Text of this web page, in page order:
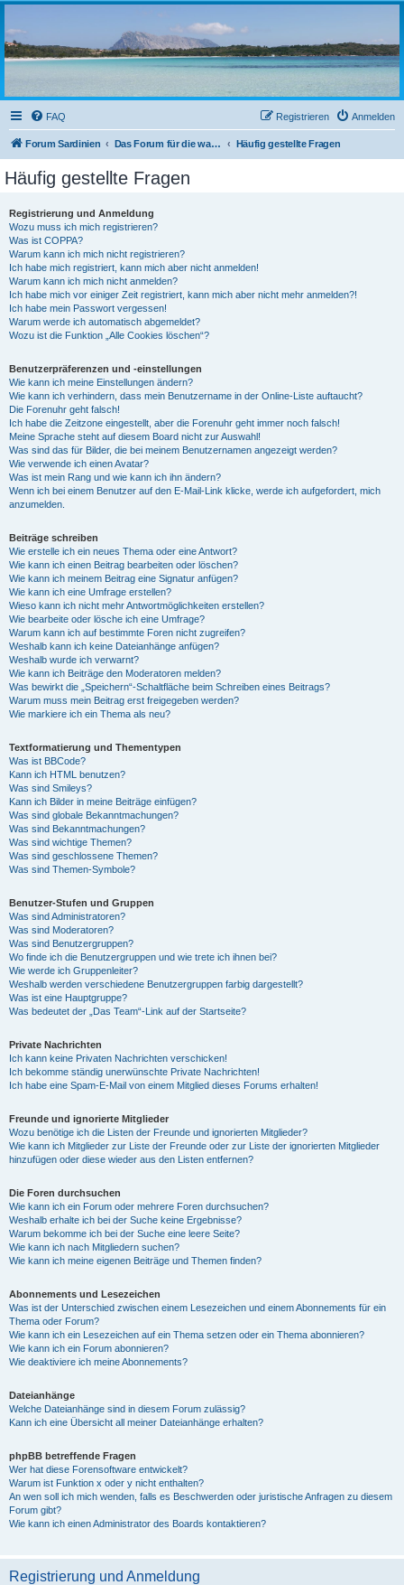
sardinien-forum.org
Das Forum der Freunde Sardiniens
FAQ Anmelden
Registrieren
Forum Sardinien Das Forum für die wahren Freunde Sardiniens.. Häufig gestellte Fragen
Häufig gestellte Fragen
Registrierung und Anmeldung
Wozu muss ich mich registrieren?
Was ist COPPA?
Warum kann ich mich nicht registrieren?
Ich habe mich registriert, kann mich aber nicht anmelden!
Warum kann ich mich nicht anmelden?
Ich habe mich vor einiger Zeit registriert, kann mich aber nicht mehr anmelden?!
Ich habe mein Passwort vergessen!
Warum werde ich automatisch abgemeldet?
Wozu ist die Funktion „Alle Cookies löschen“?
Benutzerpräferenzen und -einstellungen
Wie kann ich meine Einstellungen ändern?
Wie kann ich verhindern, dass mein Benutzername in der Online-Liste auftaucht?
Die Forenuhr geht falsch!
Ich habe die Zeitzone eingestellt, aber die Forenuhr geht immer noch falsch!
Meine Sprache steht auf diesem Board nicht zur Auswahl!
Was sind das für Bilder, die bei meinem Benutzernamen angezeigt werden?
Wie verwende ich einen Avatar?
Was ist mein Rang und wie kann ich ihn ändern?
Wenn ich bei einem Benutzer auf den E-Mail-Link klicke, werde ich aufgefordert, mich
anzumelden.
Beiträge schreiben
Wie erstelle ich ein neues Thema oder eine Antwort?
Wie kann ich einen Beitrag bearbeiten oder löschen?
Wie kann ich meinem Beitrag eine Signatur anfügen?
Wie kann ich eine Umfrage erstellen?
Wieso kann ich nicht mehr Antwortmöglichkeiten erstellen?
Wie bearbeite oder lösche ich eine Umfrage?
Warum kann ich auf bestimmte Foren nicht zugreifen?
Weshalb kann ich keine Dateianhänge anfügen?
Weshalb wurde ich verwarnt?
Wie kann ich Beiträge den Moderatoren melden?
Was bewirkt die „Speichern“-Schaltfläche beim Schreiben eines Beitrags?
Warum muss mein Beitrag erst freigegeben werden?
Wie markiere ich ein Thema als neu?
Textformatierung und Thementypen
Was ist BBCode?
Kann ich HTML benutzen?
Was sind Smileys?
Kann ich Bilder in meine Beiträge einfügen?
Was sind globale Bekanntmachungen?
Was sind Bekanntmachungen?
Was sind wichtige Themen?
Was sind geschlossene Themen?
Was sind Themen-Symbole?
Benutzer-Stufen und Gruppen
Was sind Administratoren?
Was sind Moderatoren?
Was sind Benutzergruppen?
Wo finde ich die Benutzergruppen und wie trete ich ihnen bei?
Wie werde ich Gruppenleiter?
Weshalb werden verschiedene Benutzergruppen farbig dargestellt?
Was ist eine Hauptgruppe?
Was bedeutet der „Das Team“-Link auf der Startseite?
Private Nachrichten
Ich kann keine Privaten Nachrichten verschicken!
Ich bekomme ständig unerwünschte Private Nachrichten!
Ich habe eine Spam-E-Mail von einem Mitglied dieses Forums erhalten!
Freunde und ignorierte Mitglieder
Wozu benötige ich die Listen der Freunde und ignorierten Mitglieder?
Wie kann ich Mitglieder zur Liste der Freunde oder zur Liste der ignorierten Mitglieder
hinzufügen oder diese wieder aus den Listen entfernen?
Die Foren durchsuchen
Wie kann ich ein Forum oder mehrere Foren durchsuchen?
Weshalb erhalte ich bei der Suche keine Ergebnisse?
Warum bekomme ich bei der Suche eine leere Seite?
Wie kann ich nach Mitgliedern suchen?
Wie kann ich meine eigenen Beiträge und Themen finden?
Abonnements und Lesezeichen
Was ist der Unterschied zwischen einem Lesezeichen und einem Abonnements für ein
Thema oder Forum?
Wie kann ich ein Lesezeichen auf ein Thema setzen oder ein Thema abonnieren?
Wie kann ich ein Forum abonnieren?
Wie deaktiviere ich meine Abonnements?
Dateianhänge
Welche Dateianhänge sind in diesem Forum zulässig?
Kann ich eine Übersicht all meiner Dateianhänge erhalten?
phpBB betreffende Fragen
Wer hat diese Forensoftware entwickelt?
Warum ist Funktion x oder y nicht enthalten?
An wen soll ich mich wenden, falls es Beschwerden oder juristische Anfragen zu diesem
Forum gibt?
Wie kann ich einen Administrator des Boards kontaktieren?
Registrierung und Anmeldung